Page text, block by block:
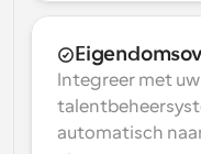
Integreer met
automatisch